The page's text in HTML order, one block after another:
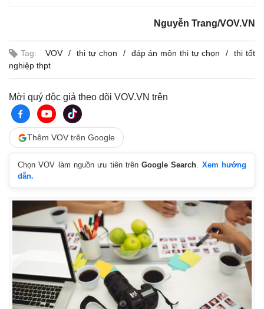
Nguyễn Trang/VOV.VN
Tag: VOV thi tự chọn đáp án môn thi tự chọn
thi tốt
nghiệp thpt
Mời quý độc giả theo dõi VOV.VN trên
Thêm VOV trên Google
Chọn VOV làm nguồn ưu tiên trênGoogle Search. Xem hướng
dẫn.